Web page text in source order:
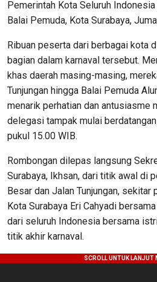
Pemerintah Kota Seluruh
Balai Pemuda, Kota Surabaya,
Ribuan peserta dari berbagai kota
bagian dalam karnaval tersebut.
khas daerah masing-masing,
Tunjungan hingga Balai Pemuda
menarik perhatian dan antusiasme
delegasi tampak mulai
pukul 15.00 WIB.
Rombongan dilepas langsung
Surabaya, Ikhsan, dari titik awal di
Besar dan Jalan Tunjungan, sekitar
Kota Surabaya Eri Cahyadi
dari seluruh Indonesia bersama
titik akhir karnaval.